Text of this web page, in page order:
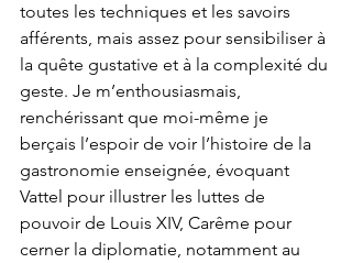
toutes les techniques et les savoirs
afférents, mais assez pour sensibiliser à
la quête gustative et à la complexité du
geste. Je m’enthousiasmais,
renchérissant que moi-même je
berçais l’espoir de voir l’histoire de la
gastronomie enseignée, évoquant
Vattel pour illustrer les luttes de
pouvoir de Louis XIV, Carême pour
cerner la diplomatie, notamment au